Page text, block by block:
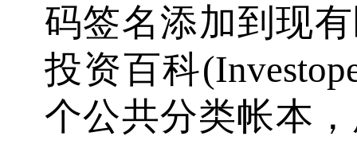
码签名添加到现
投资百科
个公共分类帐本